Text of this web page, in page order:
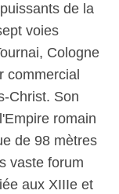
de la
voies
Cologne
commercial
Christ. Son
romain
de 98 mètres
vaste forum
aux XIIIe et